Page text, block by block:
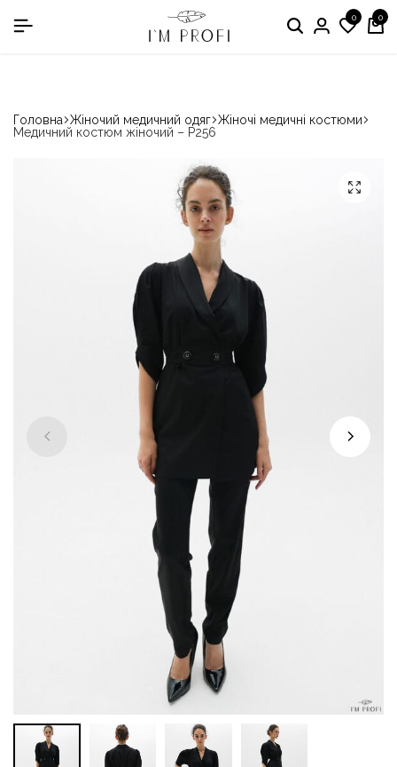
в номінації «Кращій виробник медичного одягу» 0 0
Головна Жіночий медичний одяг Жіночі медичні костюми
Медичний костюм жіночий – P256